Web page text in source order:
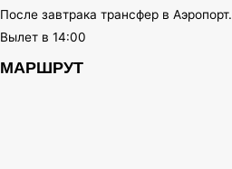
После завтрака трансфер в Аэропорт.
Вылет в 14:00
МАРШРУТ